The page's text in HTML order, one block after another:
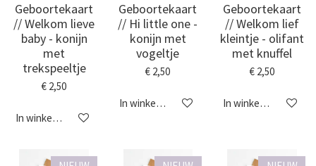
Geboortekaart
// Welkom lieve
baby - konijn
met
trekspeeltje
€ 2,50
In winkelwagen
Geboortekaart
// Hi little one -
konijn met
vogeltje
€ 2,50
In winkelwagen
Geboortekaart
// Welkom lief
kleintje - olifant
met knuffel
€ 2,50
In winkelwagen